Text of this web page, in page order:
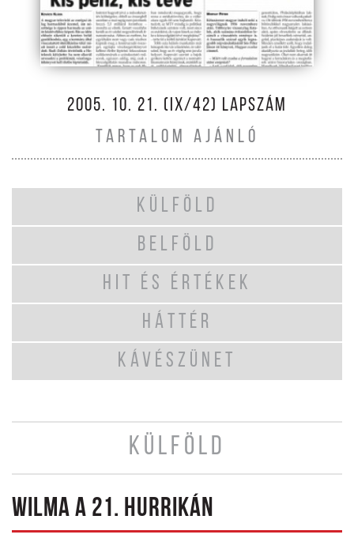
2005. 10. 21. (IX/42) LAPSZÁM
TARTALOM AJÁNLÓ
KÜLFÖLD
BELFÖLD
HIT ÉS ÉRTÉKEK
HÁTTÉR
KÁVÉSZÜNET
KÜLFÖLD
WILMA A 21. HURRIKÁN